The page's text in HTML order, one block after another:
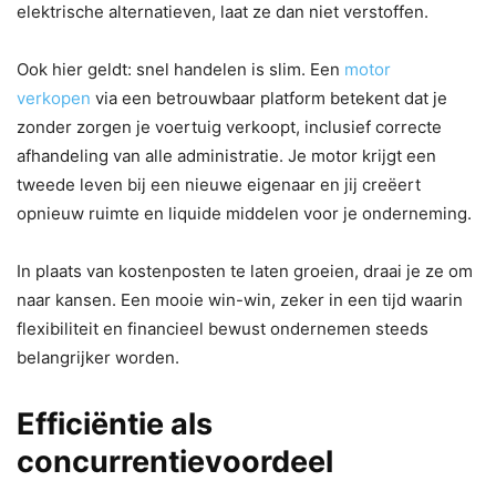
elektrische alternatieven, laat ze dan niet verstoffen.
Ook hier geldt: snel handelen is slim. Een motor
verkopen via een betrouwbaar platform betekent dat je
zonder zorgen je voertuig verkoopt, inclusief correcte
afhandeling van alle administratie. Je motor krijgt een
tweede leven bij een nieuwe eigenaar en jij creëert
opnieuw ruimte en liquide middelen voor je onderneming.
In plaats van kostenposten te laten groeien, draai je ze om
naar kansen. Een mooie win-win, zeker in een tijd waarin
flexibiliteit en financieel bewust ondernemen steeds
belangrijker worden.
Efficiëntie als
concurrentievoordeel